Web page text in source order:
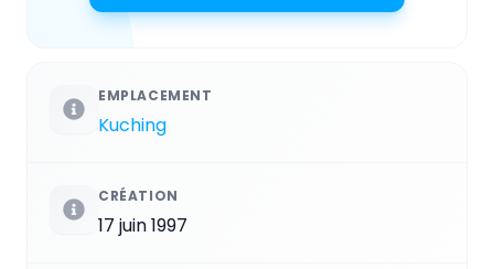
EMPLACEMENT
Kuching
CRÉATION
17 juin 1997